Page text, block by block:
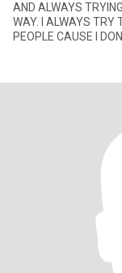
AND ALWAYS
WAY. I ALWAYS TRY
PEOPLE CAUSE I